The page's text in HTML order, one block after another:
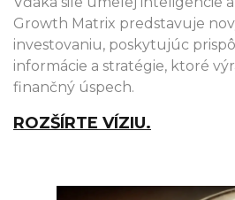
Growth Matrix predstavuje
investovaniu, poskytujúc
informácie a stratégie, ktoré
finančný úspech.
ROZŠÍRTE VÍZIU.